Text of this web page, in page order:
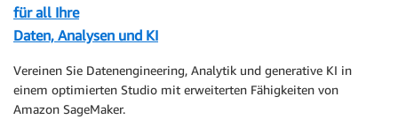
für all Ihre
Daten, Analysen und KI
Vereinen Sie Datenengineering, Analytik und generative KI in
einem optimierten Studio mit erweiterten Fähigkeiten von
Amazon SageMaker.